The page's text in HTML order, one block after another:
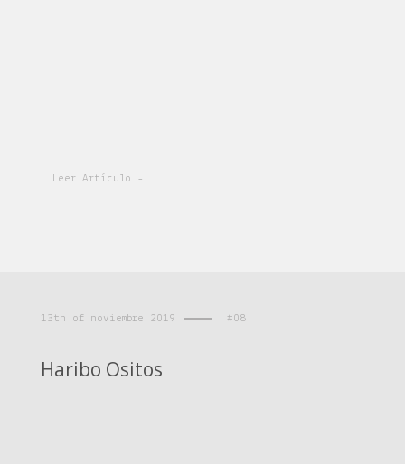
Leer Artículo -
13th of noviembre 2019 #08
Haribo Ositos